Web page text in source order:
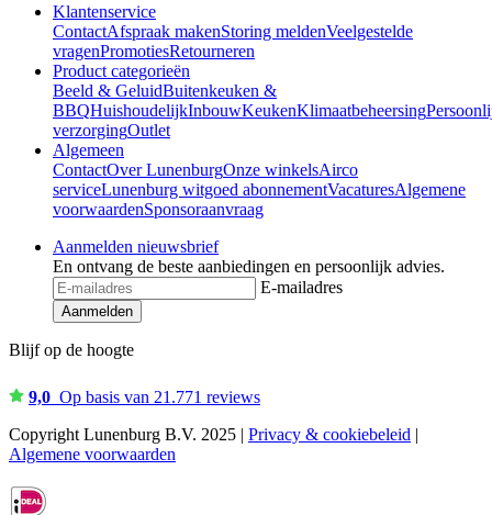
Klantenservice
ContactAfspraak makenStoring meldenVeelgestelde
vragenPromotiesRetourneren
Product categorieën
Beeld & GeluidBuitenkeuken &
BBQHuishoudelijkInbouwKeukenKlimaatbeheersing
verzorgingOutlet
Algemeen
ContactOver LunenburgOnze winkelsAirco
serviceLunenburg witgoed abonnementVacaturesAlgemene
voorwaardenSponsoraanvraag
Aanmelden nieuwsbrief
En ontvang de beste aanbiedingen en persoonlijk advies.
E-mailadres
Aanmelden
Blijf op de hoogte
9,0 Op basis van 21.771 reviews
Copyright Lunenburg B.V. 2025 | Privacy & cookiebeleid |
Algemene voorwaarden